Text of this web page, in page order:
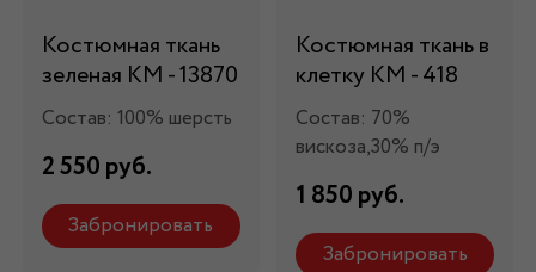
Костюмная ткань
зеленая КМ - 13870
Состав: 100% шерсть
2 550 руб.
Забронировать
Костюмная ткань в
клетку КМ - 418
Состав: 70%
вискоза,30% п/э
1 850 руб.
Забронировать